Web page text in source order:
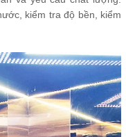
kiểm tra độ bền, kiểm